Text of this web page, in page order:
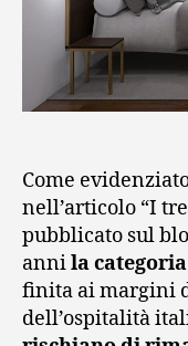
Come
nell’articolo “I
pubblicato sul
annila
finita ai margini
dell’ospitalità